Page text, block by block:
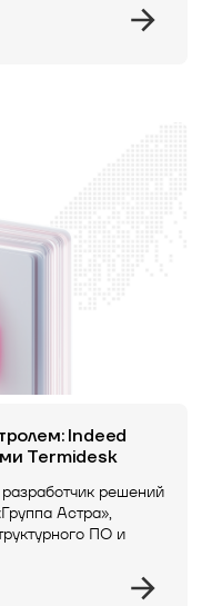
Indeed
Termidesk
решений
Астра»,
ПО и